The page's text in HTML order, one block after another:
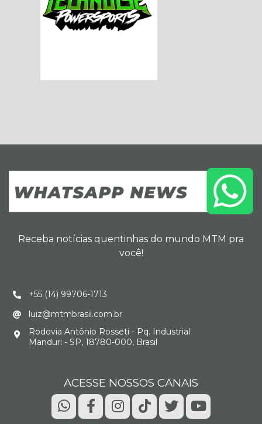
Receba notícias quentinhas do mundo MTM pra
você!
+55 (14) 99706-1713
luiz@mtmbrasil.com.br
Rodovia Antônio Rosseti - Pq. Industrial
Manduri - SP, 18780-000, Brasil
ACESSE NOSSOS CANAIS